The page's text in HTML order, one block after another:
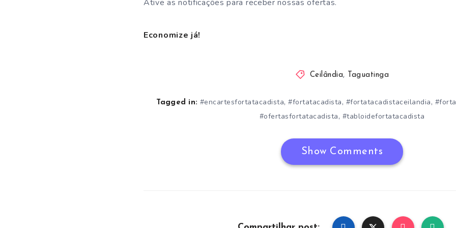
Ative as notificações para receber nossas ofertas.
Economize já!
Ceilândia, Taguatinga
Tagged in: #encartesfortatacadista, #fortatacadista, #fortatacadistaceilandia,
#ofertasfortatacadista, #tabloidefortatacadista
Show Comments